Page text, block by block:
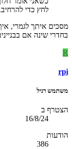
לחץ כדי
מסכים איתך לגמרי,
בחדרי שינה אם בבניינים בני 50
R
rpi
משתמש רגיל
הצטרף ב
16/8/24
הודעות
386